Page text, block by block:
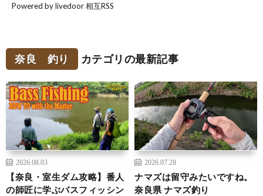
Powered by livedoor 相互RSS
奈良 釣り カテゴリの最新記事
2026.08.03
【奈良・室生ダム攻略】番人
の師匠に学ぶバスフィッシン
2026.07.28
ナマズは留守みたいですね。
奈良県 ナマズ釣り